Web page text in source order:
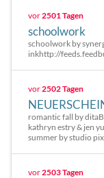
vor2501 Tagen
schoolwork
schoolwork by
inkhttp://
vor2502 Tagen
romantic fall by
kathryn estry & jen
summer by studio
vor2503 Tagen